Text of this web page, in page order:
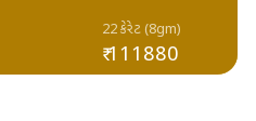
22 કેરેટ (8gm)
₹ 111880